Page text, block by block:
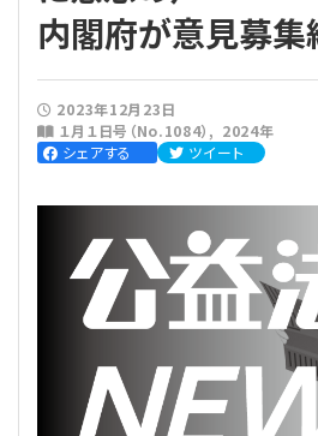
人気記事
法人運営
評議員会・社員総会
評議員
会計・税務
定期提出書類
労務
給与計算
利益相反取引
内閣府が意見募集
2023年12月23日
１月１日号（No.1084）
2024年
シェアする
ツイート